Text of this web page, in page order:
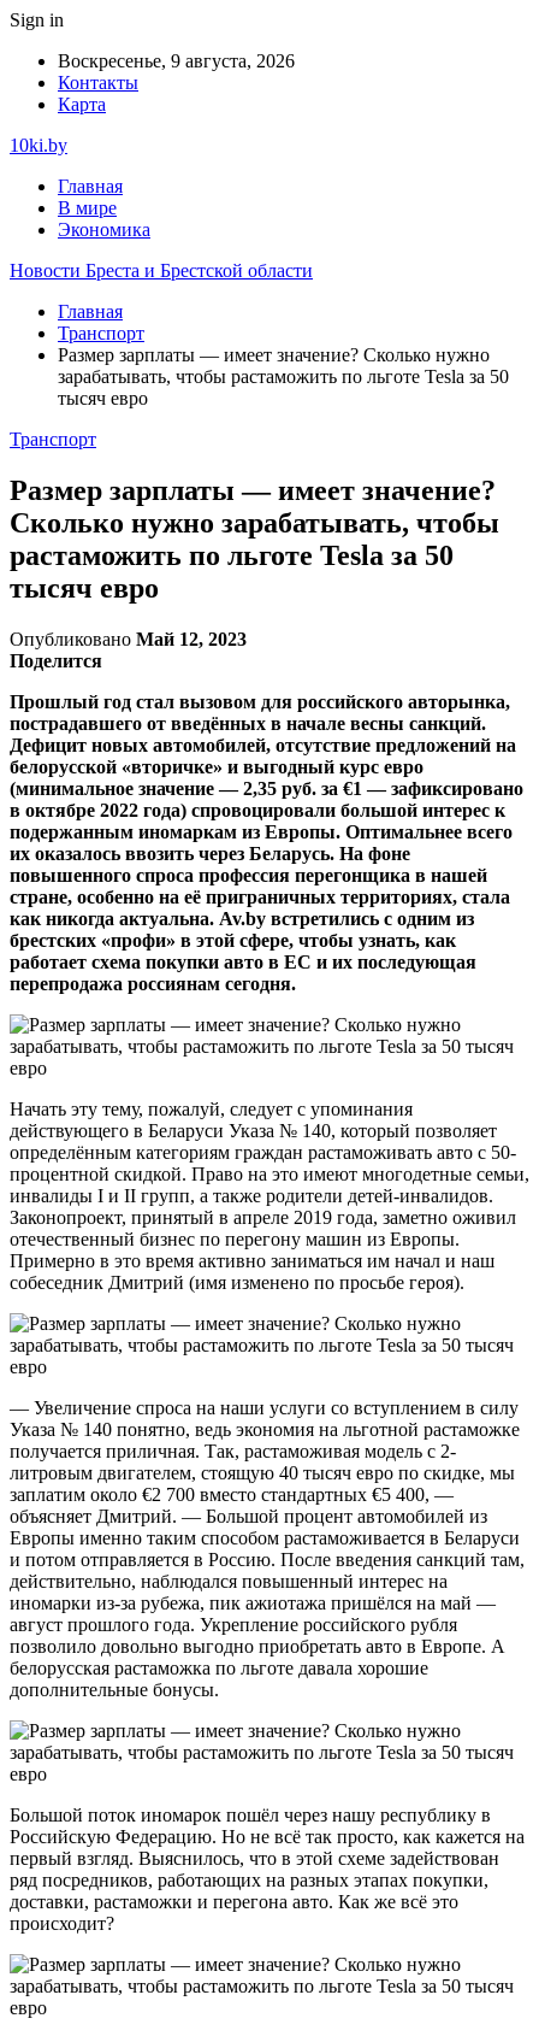
Sign in
Воскресенье, 9 августа, 2026
Контакты
Карта
10ki.by
Главная
В мире
Экономика
Новости Бреста и Брестской области
Главная
Транспорт
Размер зарплаты — имеет значение? Сколько нужно
зарабатывать, чтобы растаможить по льготе Tesla за 50
тысяч евро
Транспорт
Размер зарплаты — имеет значение?
Сколько нужно зарабатывать, чтобы
растаможить по льготе Tesla за 50
тысяч евро
Опубликовано Май 12, 2023
Поделится
Прошлый год стал вызовом для российского авторынка,
пострадавшего от введённых в начале весны санкций.
Дефицит новых автомобилей, отсутствие предложений на
белорусской «вторичке» и выгодный курс евро
(минимальное значение — 2,35 руб. за €1 — зафиксировано
в октябре 2022 года) спровоцировали большой интерес к
подержанным иномаркам из Европы. Оптимальнее всего
их оказалось ввозить через Беларусь. На фоне
повышенного спроса профессия перегонщика в нашей
стране, особенно на её приграничных территориях, стала
как никогда актуальна. Av.by встретились с одним из
брестских «профи» в этой сфере, чтобы узнать, как
работает схема покупки авто в ЕС и их последующая
перепродажа россиянам сегодня.
Начать эту тему, пожалуй, следует с упоминания
действующего в Беларуси Указа № 140, который позволяет
определённым категориям граждан растаможивать авто с 50-
процентной скидкой. Право на это имеют многодетные семьи,
инвалиды I и II групп, а также родители детей-инвалидов.
Законопроект, принятый в апреле 2019 года, заметно оживил
отечественный бизнес по перегону машин из Европы.
Примерно в это время активно заниматься им начал и наш
собеседник Дмитрий (имя изменено по просьбе героя).
— Увеличение спроса на наши услуги со вступлением в силу
Указа № 140 понятно, ведь экономия на льготной растаможке
получается приличная. Так, растаможивая модель с 2-
литровым двигателем, стоящую 40 тысяч евро по скидке, мы
заплатим около €2 700 вместо стандартных €5 400, —
объясняет Дмитрий. — Большой процент автомобилей из
Европы именно таким способом растаможивается в Беларуси
и потом отправляется в Россию. После введения санкций там,
действительно, наблюдался повышенный интерес на
иномарки из-за рубежа, пик ажиотажа пришёлся на май —
август прошлого года. Укрепление российского рубля
позволило довольно выгодно приобретать авто в Европе. А
белорусская растаможка по льготе давала хорошие
дополнительные бонусы.
Большой поток иномарок пошёл через нашу республику в
Российскую Федерацию. Но не всё так просто, как кажется на
первый взгляд. Выяснилось, что в этой схеме задействован
ряд посредников, работающих на разных этапах покупки,
доставки, растаможки и перегона авто. Как же всё это
происходит?